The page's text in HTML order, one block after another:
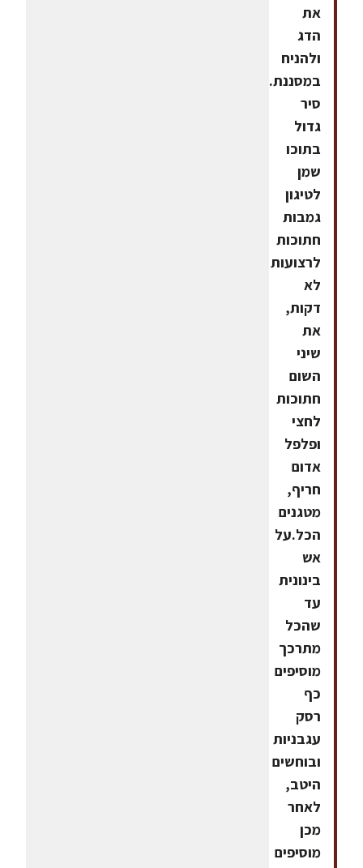
את
הדג
ולהניח
במסננת.לקחת
סיר
גדול
בתוכו
שמן
לטיגון
גמבות
חתוכות
לרצועות
לא
דקות,
את
שיני
השום
חתוכות
לחצי
ופלפל
אדום
חריף,
מטגנים
הכל.על
אש
בינונית
עד
שהכל
מתרכך
מוסיפים
כף
רסק
עגבניות
ובוחשים
היטב,
לאחר
מכן
מוסיפים